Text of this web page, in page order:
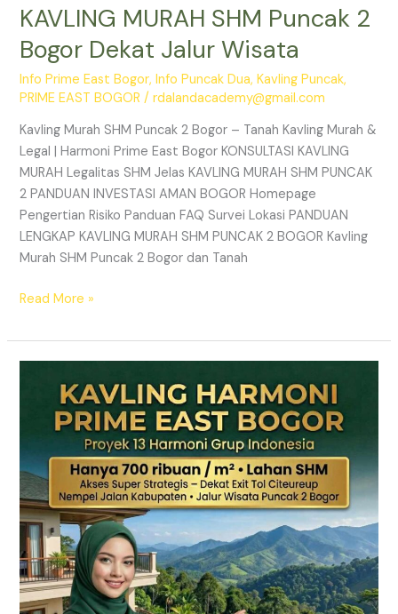
KAVLING MURAH SHM Puncak 2
Bogor Dekat Jalur Wisata
Info Prime East Bogor,Info Puncak Dua,Kavling Puncak,
PRIME EAST BOGOR /rdalandacademy@gmail.com
Kavling Murah SHM Puncak 2 Bogor – Tanah Kavling Murah &
Legal | Harmoni Prime East Bogor KONSULTASI KAVLING
MURAH Legalitas SHM Jelas KAVLING MURAH SHM PUNCAK
2 PANDUAN INVESTASI AMAN BOGOR Homepage
Pengertian Risiko Panduan FAQ Survei Lokasi PANDUAN
LENGKAP KAVLING MURAH SHM PUNCAK 2 BOGOR Kavling
Murah SHM Puncak 2 Bogor dan Tanah
Read More »
HARMONI
BOGOR
|
SHM
Pecah
Sertifikat
|
Dekat
Tol